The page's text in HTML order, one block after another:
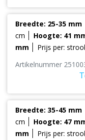
Breedte: 25-35 mm
cm
Hoogte: 41
mm
Prijs per:
Artikelnummer
Breedte: 35-45 mm
cm
Hoogte: 47
mm
Prijs per: